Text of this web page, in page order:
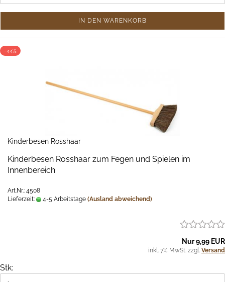
IN DEN WARENKORB
-44%
Kinderbesen Rosshaar
Kinderbesen Rosshaar zum Fegen und Spielen im
Innenbereich
Art.Nr.: 4508
Lieferzeit:
4-5 Arbeitstage (Ausland abweichend)
Nur 9,99 EUR
inkl. 7% MwSt. zzgl. Versand
Stk: